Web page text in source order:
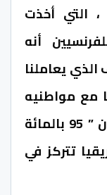
، التي أخذت
أنه
يعاملنا
مع مواطنيه
بشكل مسؤول وجاد للغاية ” ، أن ” 95 بالمائة
تتركز في